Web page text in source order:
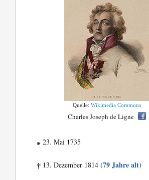
Quelle:Wikimedia Commons
Charles Joseph de Ligne
* 23. Mai 1735
† 13. Dezember 1814(79 Jahre alt)